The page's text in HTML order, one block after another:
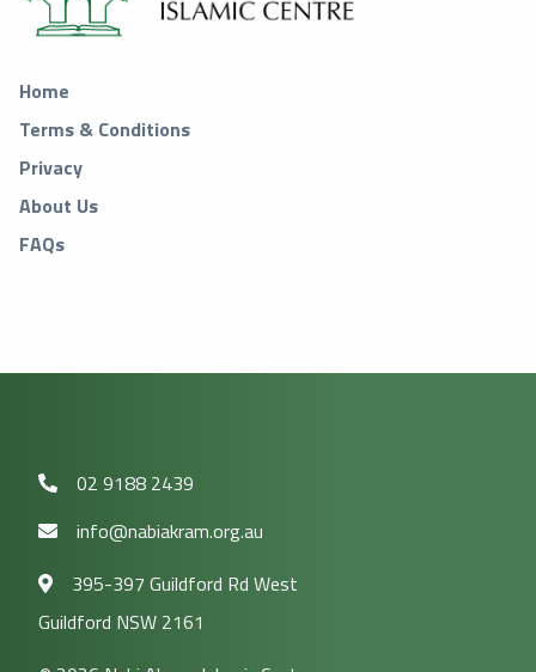
Home
Terms & Conditions
Privacy
About Us
FAQs
02 9188 2439
info@nabiakram.org.au
395-397 Guildford Rd West
Guildford NSW 2161